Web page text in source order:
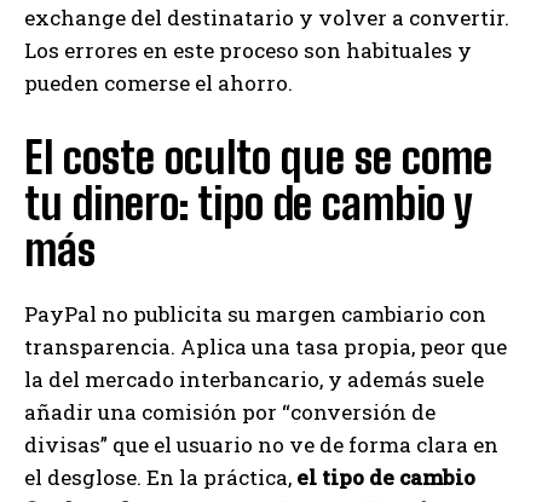
exchange del destinatario y volver a convertir.
Los errores en este proceso son habituales y
pueden comerse el ahorro.
El coste oculto que se come
tu dinero: tipo de cambio y
más
PayPal no publicita su margen cambiario con
transparencia. Aplica una tasa propia, peor que
la del mercado interbancario, y además suele
añadir una comisión por “conversión de
divisas” que el usuario no ve de forma clara en
el desglose. En la práctica, el tipo de cambio